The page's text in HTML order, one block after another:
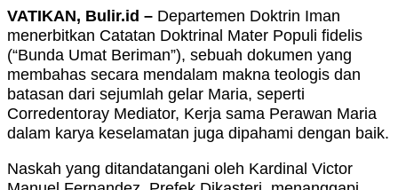
VATIKAN, Bulir.id – Departemen Doktrin Iman
menerbitkan Catatan Doktrinal Mater Populi fidelis
(“Bunda Umat Beriman”), sebuah dokumen yang
membahas secara mendalam makna teologis dan
batasan dari sejumlah gelar Maria, seperti
Corredentoray Mediator, Kerja sama Perawan Maria
dalam karya keselamatan juga dipahami dengan baik.
Naskah yang ditandatangani oleh Kardinal Victor